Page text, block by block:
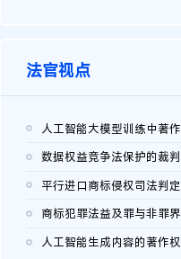
法官视点